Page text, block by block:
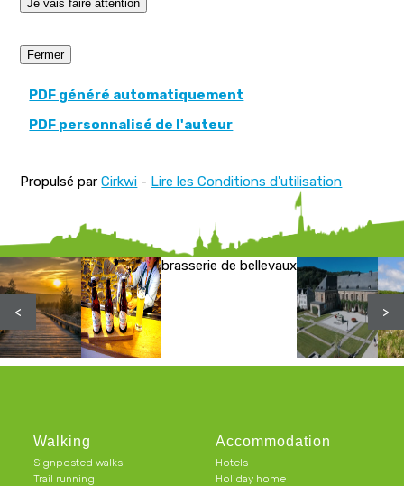
Je vais faire attention
Fermer
PDF généré automatiquement
PDF personnalisé de l'auteur
Propulsé parCirkwi - Lire les Conditions d'utilisation
brasserie de bellevaux
< >
Walking
Signposted walks
Trail running
Accommodation
Hotels
Holiday home